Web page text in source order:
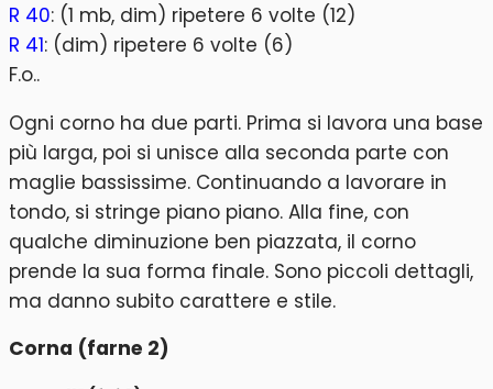
R 40: (1 mb, dim) ripetere 6 volte (12)
R 41: (dim) ripetere 6 volte (6)
F.o..
Ogni corno ha due parti. Prima si lavora una base
più larga, poi si unisce alla seconda parte con
maglie bassissime. Continuando a lavorare in
tondo, si stringe piano piano. Alla fine, con
qualche diminuzione ben piazzata, il corno
prende la sua forma finale. Sono piccoli dettagli,
ma danno subito carattere e stile.
Corna (farne 2)